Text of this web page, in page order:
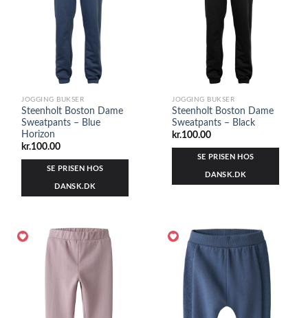
JOGGING BUKSER
Steenholt Boston Dame
Sweatpants – Blue
Horizon
kr.100.00
SE PRISEN HOS
DANSK.DK
JOGGING BUKSER
Steenholt Boston Dame
Sweatpants – Black
kr.100.00
SE PRISEN HOS
DANSK.DK